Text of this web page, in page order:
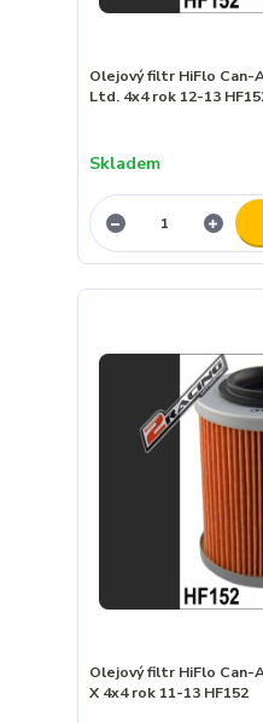
Olejový filtr HiFlo Can-
Ltd. 4x4 rok 12-13
Skladem
Olejový filtr HiFlo Can-
X 4x4 rok 11-13 HF152